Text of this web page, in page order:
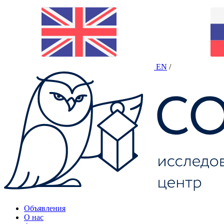
EN /
Объявления
О нас